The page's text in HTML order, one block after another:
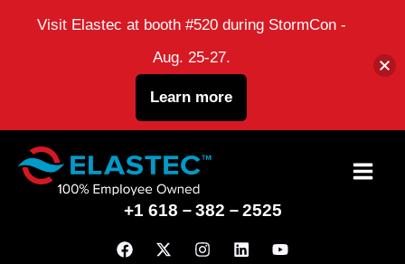
+1 618－382－2525
Visit Elastec at booth #520 during StormCon -
Aug. 25-27.
Learn more